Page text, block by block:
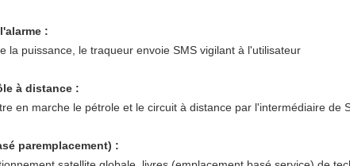
:
la puissance, le traqueur envoie SMS vigilant à l'utilisateur
à distance :
en marche le pétrole et le circuit à distance par l'intermédiaire de
paremplacement) :